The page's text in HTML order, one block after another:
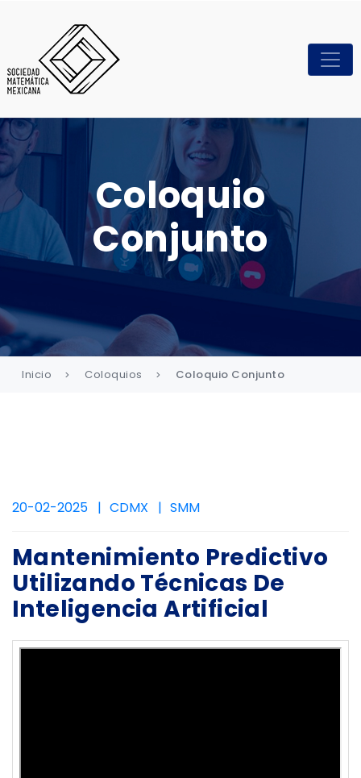
Coloquio
Conjunto
Inicio Coloquios Coloquio Conjunto
20-02-2025 CDMX SMM
Mantenimiento Predictivo
Utilizando Técnicas De
Inteligencia Artificial